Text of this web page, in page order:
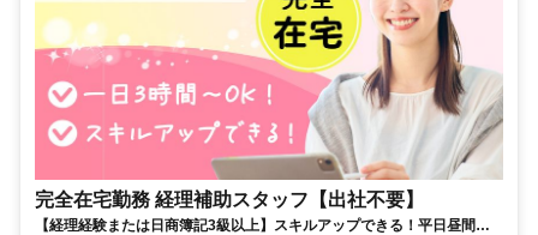
完全在宅勤務 経理補助スタッフ【出社不要】
【経理経験または日商簿記3級以上】スキルアップできる！平日昼間３h